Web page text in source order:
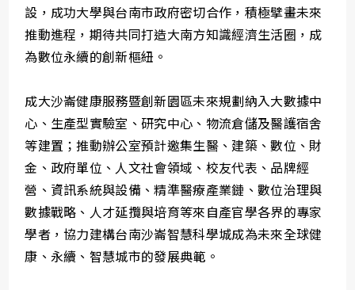
設，成功大學與台南市政府密切合作，積極擘畫未來
推動進程，期待共同打造大南方知識經濟生活圈，成
為數位永續的創新樞紐。
成大沙崙健康服務暨創新園區未來規劃納入大數據中
心、生產型實驗室、研究中心、物流倉儲及醫護宿舍
等建置；推動辦公室預計邀集生醫、建築、數位、財
金、政府單位、人文社會領域、校友代表、品牌經
營、資訊系統與設備、精準醫療產業鏈、數位治理與
數據戰略、人才延攬與培育等來自產官學各界的專家
學者，協力建構台南沙崙智慧科學城成為未來全球健
康、永續、智慧城市的發展典範。